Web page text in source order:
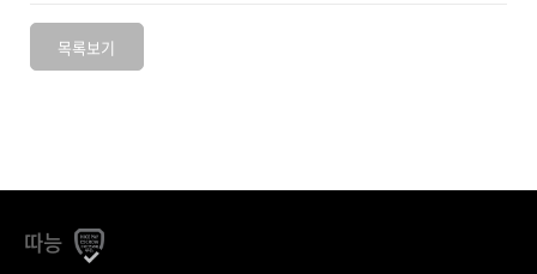
목록보기
따능